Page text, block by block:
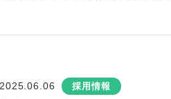
2025.06.06 採用情報